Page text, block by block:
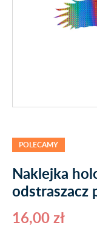
POLECAMY
Naklejka
odstraszacz
16,00 zł